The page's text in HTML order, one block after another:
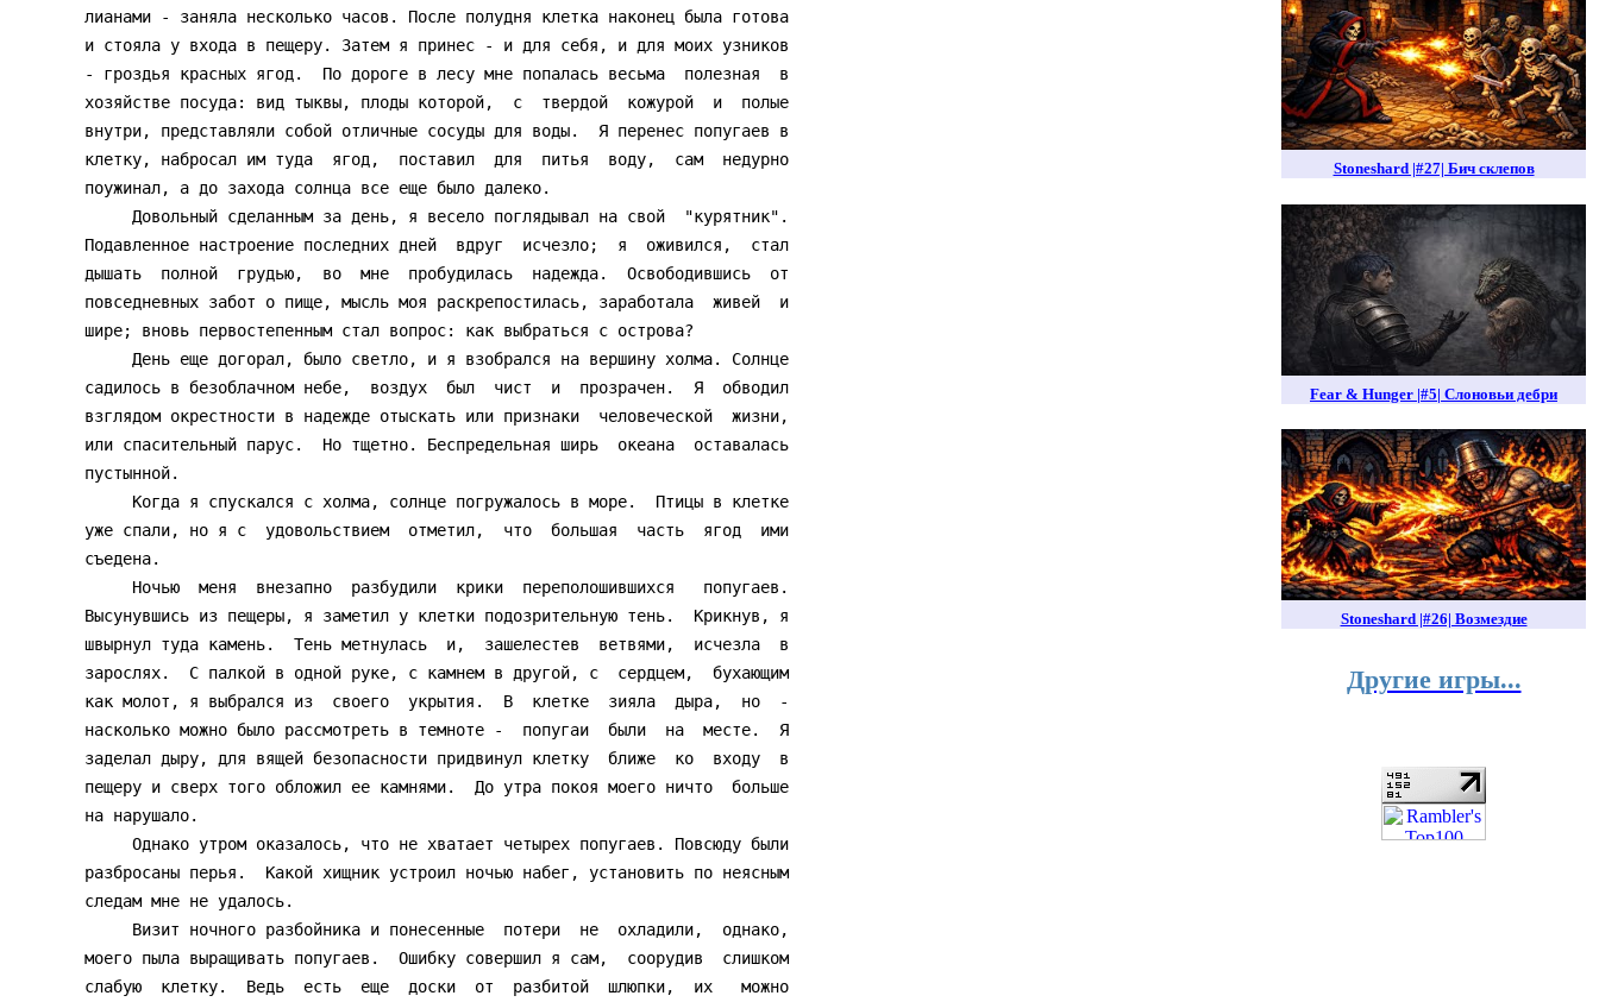
Stoneshard |#27| Бич склепов
Fear & Hunger |#5| Слоновьи дебри
Stoneshard |#26| Возмездие
Другие игры...